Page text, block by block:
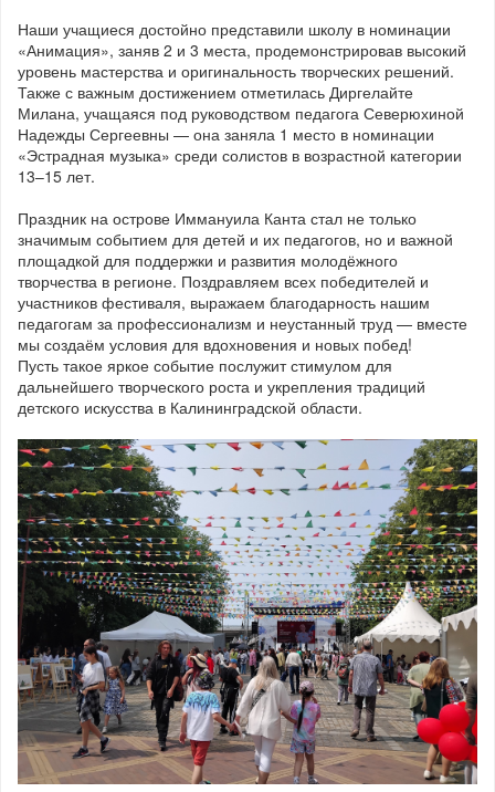
Наши учащиеся достойно представили школу в номинации
«Анимация», заняв 2 и 3 места, продемонстрировав высокий
уровень мастерства и оригинальность творческих решений.
Также с важным достижением отметилась Диргелайте
Милана, учащаяся под руководством педагога Северюхиной
Надежды Сергеевны — она заняла 1 место в номинации
«Эстрадная музыка» среди солистов в возрастной категории
13–15 лет.
Праздник на острове Иммануила Канта стал не только
значимым событием для детей и их педагогов, но и важной
площадкой для поддержки и развития молодёжного
творчества в регионе. Поздравляем всех победителей и
участников фестиваля, выражаем благодарность нашим
педагогам за профессионализм и неустанный труд — вместе
мы создаём условия для вдохновения и новых побед!
Пусть такое яркое событие послужит стимулом для
дальнейшего творческого роста и укрепления традиций
детского искусства в Калининградской области.